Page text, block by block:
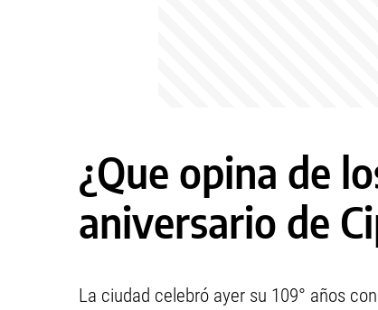
¿Que opina de
aniversario de
La ciudad celebró ayer su 109° años